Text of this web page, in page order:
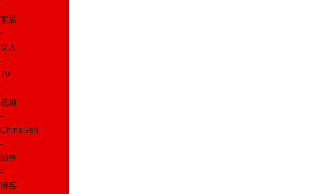
-
家居
-
女人
-
TV
-
视频
-
ChinaRen
-
邮件
-
博客